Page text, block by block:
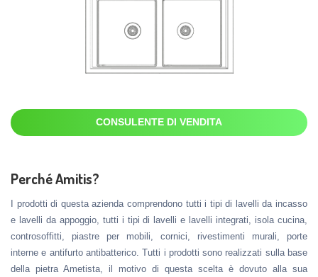
CONSULENTE DI VENDITA
Perché Amitis?
I prodotti di questa azienda comprendono tutti i tipi di lavelli da incasso
e lavelli da appoggio, tutti i tipi di lavelli e lavelli integrati, isola cucina,
controsoffitti, piastre per mobili, cornici, rivestimenti murali, porte
interne e antifurto antibatterico. Tutti i prodotti sono realizzati sulla base
della pietra Ametista, il motivo di questa scelta è dovuto alla sua